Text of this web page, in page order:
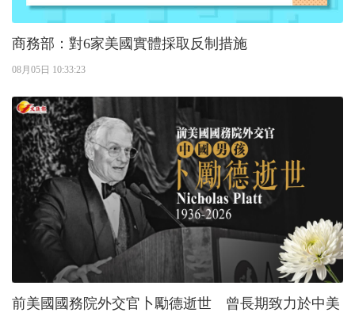
商務部：對6家美國實體採取反制措施
08月05日 10:33:23
前美國國務院外交官卜勵德逝世 曾長期致力於中美